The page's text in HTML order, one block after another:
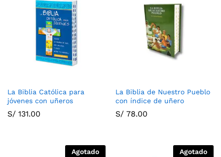
La Biblia Católica para
jóvenes con uñeros
S/ 131.00
La Biblia de Nuestro Pueblo
con índice de uñero
S/ 78.00
Agotado Agotado